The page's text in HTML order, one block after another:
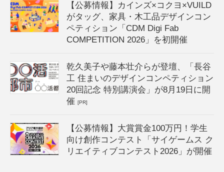
【公募情報】カインズ×コクヨ×VUILD
がタッグ、家具・木工品デザインコン
ペティション「CDM Digi Fab
COMPETITION 2026」を初開催
乾久美子や藤本壮介らが登壇、「長谷
工 住まいのデザインコンペティション
20回記念 特別講演会」が8月19日に開
催[PR]
【公募情報】大賞賞金100万円！学生
向け創作コンテスト「サイゲームス ク
リエイティブコンテスト2026」が開催